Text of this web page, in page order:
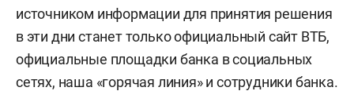
источником информации для принятия решения
в эти дни станет только официальный сайт ВТБ,
официальные площадки банка в социальных
сетях, наша «горячая линия» и сотрудники банка.